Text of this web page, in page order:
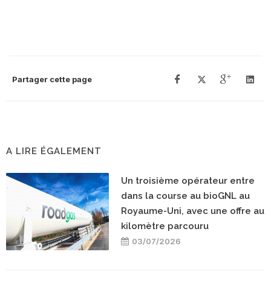
Partager cette page
A LIRE ÉGALEMENT
Un troisième opérateur entre
dans la course au bioGNL au
Royaume-Uni, avec une offre au
kilomètre parcouru
03/07/2026